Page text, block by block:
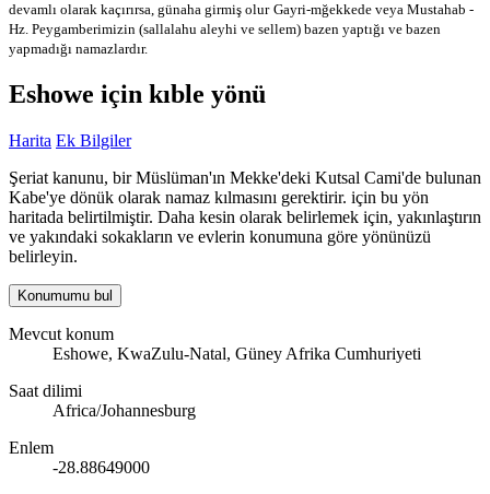
devamlı olarak kaçırırsa, günaha girmiş olur Gayri-mğekkede veya Mustahab -
Hz. Peygamberimizin (sallalahu aleyhi ve sellem) bazen yaptığı ve bazen
yapmadığı namazlardır.
Eshowe için kıble yönü
Harita Ek Bilgiler
Şeriat kanunu, bir Müslüman'ın Mekke'deki Kutsal Cami'de bulunan
Kabe'ye dönük olarak namaz kılmasını gerektirir. için bu yön
haritada belirtilmiştir. Daha kesin olarak belirlemek için, yakınlaştırın
ve yakındaki sokakların ve evlerin konumuna göre yönünüzü
belirleyin.
Konumumu bul
Mevcut konum
Eshowe, KwaZulu-Natal, Güney Afrika Cumhuriyeti
Saat dilimi
Africa/Johannesburg
Enlem
-28.88649000